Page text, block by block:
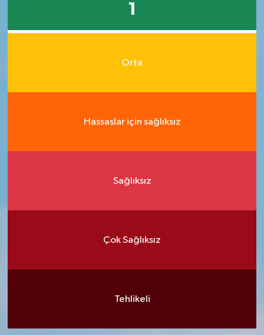
1
Orta
Hassaslar için sağlıksız
Sağlıksız
Çok Sağlıksız
Tehlikeli